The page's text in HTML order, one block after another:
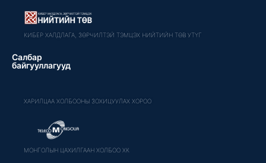
КИБЕР ХАЛДЛАГА, ЗӨРЧИЛТЭЙ ТЭМЦЭХ НИЙТИЙН ТӨВ УТҮГ
Салбар
байгууллагууд
ХАРИЛЦАА ХОЛБООНЫ ЗОХИЦУУЛАХ ХОРОО
МОНГОЛЫН ЦАХИЛГААН ХОЛБОО ХК